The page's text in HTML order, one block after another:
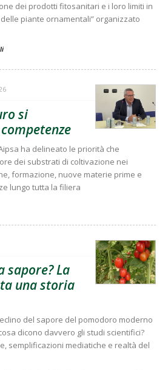
dei prodotti fitosanitari e i loro limiti in
piante ornamentali” organizzato
si
ha delineato le priorità che
dei substrati di coltivazione nei
formazione, nuove materie prime e
lungo tutta la filiera
sapore? La
una storia
del sapore del pomodoro moderno
dicono davvero gli studi scientifici?
semplificazioni mediatiche e realtà del